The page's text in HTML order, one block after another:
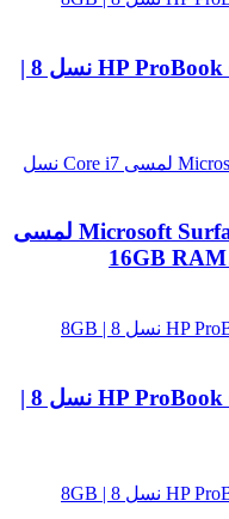
لپ تاپ استوک HP ProBook 650 G4 Core i3 نسل 8 |
لپ تاپ استوک Microsoft Surface Laptop 3 15 لمسی
لپ تاپ استوک HP ProBook 650 G5 Core i7 نسل 8 |